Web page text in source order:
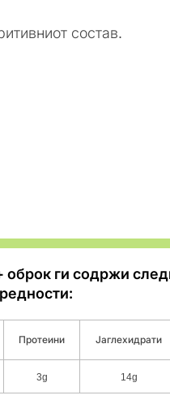
состав.
оброк ги содржи
Протеини Јаглехидрати
3g 14g